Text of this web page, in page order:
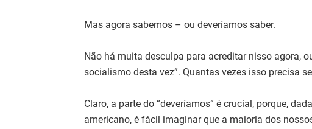
Mas agora sabemos – ou deveríamos saber.
Não há muita desculpa para acreditar nisso agora,
socialismo desta vez”. Quantas vezes isso precisa
Claro, a parte do “deveríamos” é crucial, porque,
americano, é fácil imaginar que a maioria dos